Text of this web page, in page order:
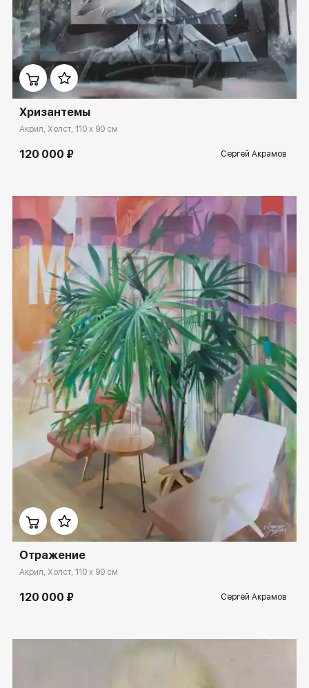
Домен: ekb.rakovgallery.ru
Хризантемы
Акрил, Холст, 110 x 90 см
120 000 ₽ Сергей Акрамов
ekb.rakovgallery.ru
Отражение
Акрил, Холст, 110 x 90 см
120 000 ₽ Сергей Акрамов